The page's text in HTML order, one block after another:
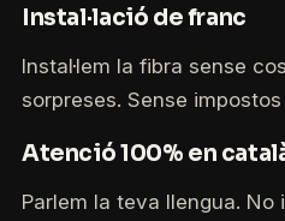
Instal·lació de franc
Instal·lem la fibra sense
sorpreses. Sense
Atenció 100% en
Parlem la teva llengua. No